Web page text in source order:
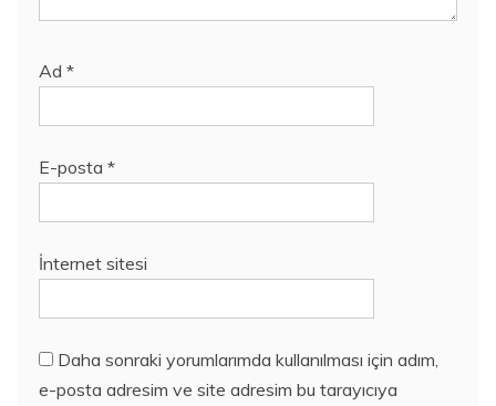
Ad *
E-posta *
İnternet sitesi
Daha sonraki yorumlarımda kullanılması için adım,
e-posta adresim ve site adresim bu tarayıcıya